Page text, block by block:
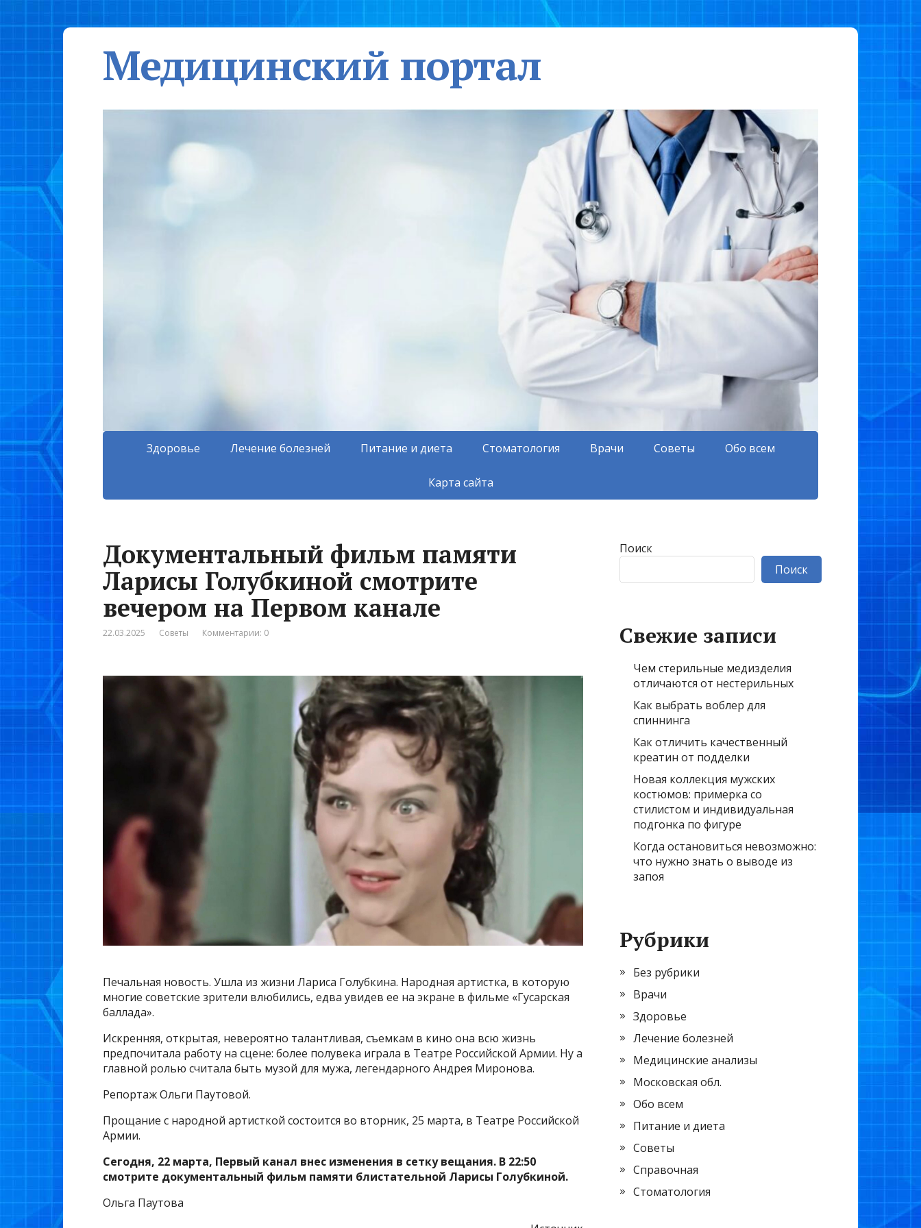
Медицинский портал
Здоровье Лечение болезней Питание и диета Стоматология Врачи Советы Обо всем
Карта сайта
Документальный фильм памяти
Ларисы Голубкиной смотрите
вечером на Первом канале
22.03.2025 Советы Комментарии: 0
Печальная новость. Ушла из жизни Лариса Голубкина. Народная артистка, в которую
многие советские зрители влюбились, едва увидев ее на экране в фильме «Гусарская
баллада».
Искренняя, открытая, невероятно талантливая, съемкам в кино она всю жизнь
предпочитала работу на сцене: более полувека играла в Театре Российской Армии. Ну а
главной ролью считала быть музой для мужа, легендарного Андрея Миронова.
Репортаж Ольги Паутовой.
Прощание с народной артисткой состоится во вторник, 25 марта, в Театре Российской
Армии.
Сегодня, 22 марта, Первый канал внес изменения в сетку вещания. В 22:50
смотрите документальный фильм памяти блистательной Ларисы Голубкиной.
Ольга Паутова
Поиск
Поиск
Свежие записи
Чем стерильные медизделия
отличаются от нестерильных
Как выбрать воблер для
спиннинга
Как отличить качественный
креатин от подделки
Новая коллекция мужских
костюмов: примерка со
стилистом и индивидуальная
подгонка по фигуре
Когда остановиться невозможно:
что нужно знать о выводе из
запоя
Рубрики
Без рубрики
Врачи
Здоровье
Лечение болезней
Медицинские анализы
Московская обл.
Обо всем
Питание и диета
Советы
Справочная
Стоматология